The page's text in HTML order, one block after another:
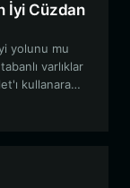
İyi Cüzdan
yolunu mu
varlıklar
kullanarak
şekilde